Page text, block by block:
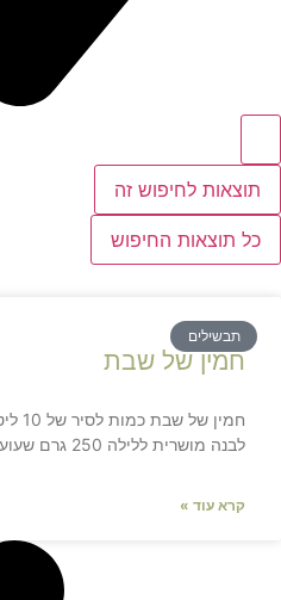
תוצאות לחיפוש זה
כל תוצאות החיפוש
תבשילים
חמין של שבת
לבנה מושרית ללילה 250 גרם שעועית אדומה מושרית
קרא עוד »